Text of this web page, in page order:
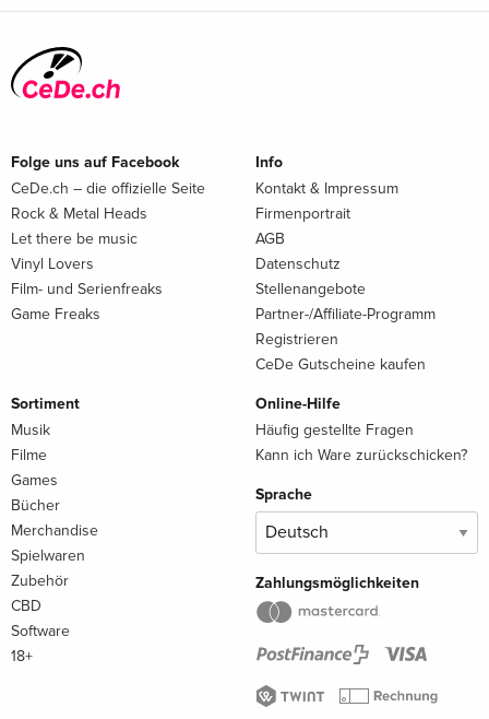
Folge uns auf Facebook
CeDe.ch – die offizielle Seite
Rock & Metal Heads
Let there be music
Vinyl Lovers
Film- und Serienfreaks
Game Freaks
Info
Kontakt & Impressum
Firmenportrait
AGB
Datenschutz
Stellenangebote
Partner-/Affiliate-Programm
Registrieren
CeDe Gutscheine kaufen
Sortiment
Musik
Filme
Games
Bücher
Merchandise
Spielwaren
Zubehör
CBD
Software
18+
Online-Hilfe
Häufig gestellte Fragen
Kann ich Ware zurückschicken?
Sprache
Zahlungsmöglichkeiten